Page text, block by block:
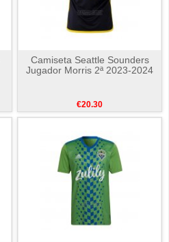
Camiseta Seattle Sounders
Jugador Morris 2ª 2023-2024
€20.30